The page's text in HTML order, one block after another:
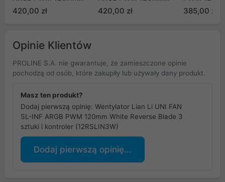
kontroler)
420,00 zł
kontroler)
420,00 zł
(12SL1W3B)
385,00 zł
Opinie Klientów
PROLINE S.A. nie gwarantuje, że zamieszczone opinie
pochodzą od osób, które zakupiły lub używały dany produkt.
Masz ten produkt?
Dodaj pierwszą opinię: Wentylator Lian Li UNI FAN
SL-INF ARGB PWM 120mm White Reverse Blade 3
sztuki i kontroler (12RSLIN3W)
Dodaj pierwszą opinię...